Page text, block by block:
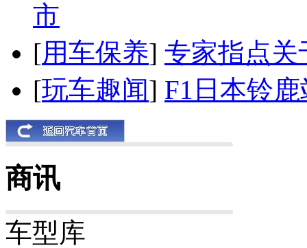
市
[用车保养] 专家指点关
[玩车趣闻] F1日本铃
商讯
车型库